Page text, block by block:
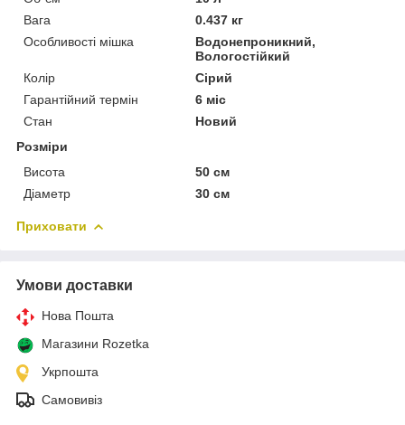
Вага
0.437 кг
Особливості мішка
Водонепроникний,
Вологостійкий
Колір
Сірий
Гарантійний термін
6 міс
Стан
Новий
Розміри
Висота
50 см
Діаметр
30 см
Приховати
Умови доставки
Нова Пошта
Магазини Rozetka
Укрпошта
Самовивіз